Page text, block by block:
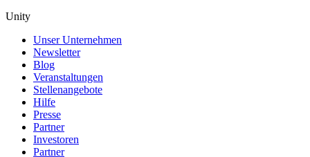
Unity
Unser Unternehmen
Newsletter
Blog
Veranstaltungen
Stellenangebote
Hilfe
Presse
Partner
Investoren
Partner